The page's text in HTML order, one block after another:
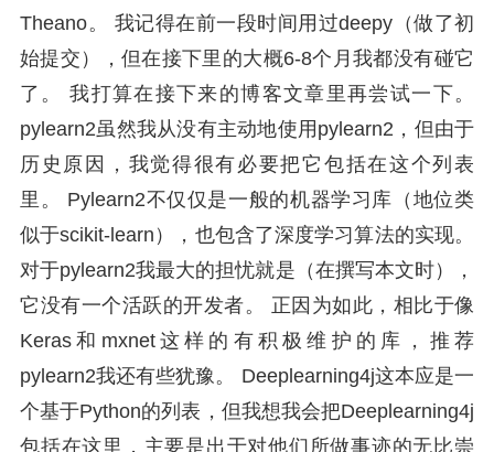
Theano。 我记得在前一段时间用过deepy（做了初
始提交），但在接下里的大概6-8个月我都没有碰它
了。 我打算在接下来的博客文章里再尝试一下。
pylearn2虽然我从没有主动地使用pylearn2，但由于
历史原因，我觉得很有必要把它包括在这个列表
里。 Pylearn2不仅仅是一般的机器学习库（地位类
似于scikit-learn），也包含了深度学习算法的实现。
对于pylearn2我最大的担忧就是（在撰写本文时），
它没有一个活跃的开发者。 正因为如此，相比于像
Keras和mxnet这样的有积极维护的库，推荐
pylearn2我还有些犹豫。 Deeplearning4j这本应是一
个基于Python的列表，但我想我会把Deeplearning4j
包括在这里，主要是出于对他们所做事迹的无比崇